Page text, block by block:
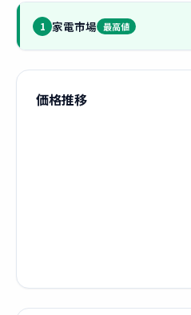
1 家電市場 最高値
価格推移